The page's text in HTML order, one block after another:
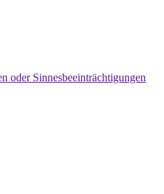
oder Sinnesbeeinträchtigungen